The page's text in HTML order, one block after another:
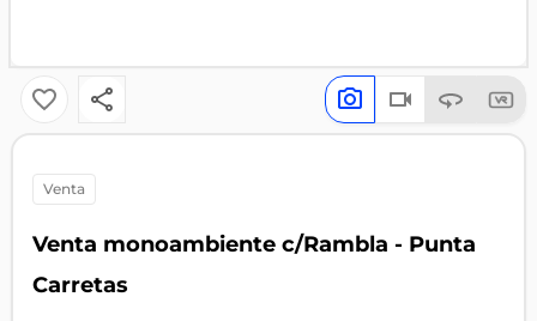
venta
Venta monoambiente c/Rambla - Punta
Carretas